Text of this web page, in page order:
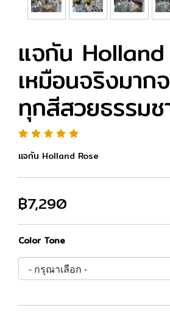
แจกัน Holland
เหมือนจริงมาก
ทุกสีสวยธรรมช
แจกัน Holland Rose
฿7,290
Color Tone